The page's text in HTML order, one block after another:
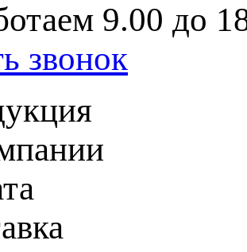
9.00 до
звонок